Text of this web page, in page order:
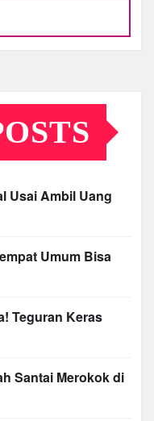
Usai Ambil Uang
Umum Bisa
Teguran Keras
Santai Merokok di